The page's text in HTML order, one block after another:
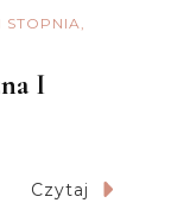
STOPNIA
I
Czytaj